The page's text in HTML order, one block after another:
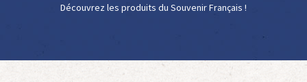
Découvrez les produits du Souvenir Français !